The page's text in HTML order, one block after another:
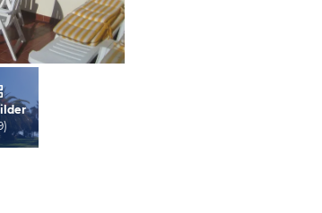
2010
)